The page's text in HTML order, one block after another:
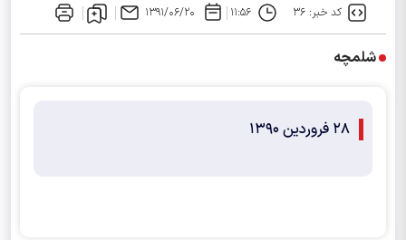
کد خبر: ۳۶ ۱۱:۵۶ ۱۳۹۱/۰۶/۲۰
شلمچه
۲۸ فروردين ۱۳۹۰